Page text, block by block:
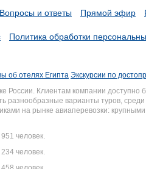
Вопросы и ответы Прямой эфир
Политика обработки
об отелях Египта Экскурсии по
России. Клиентам компании
варианты туров,
на рынке авиаперевозки:
человек.
человек.